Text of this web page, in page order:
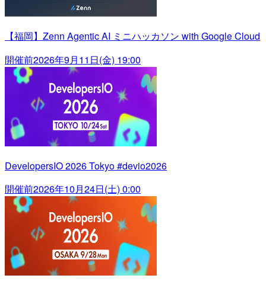
【福岡】Zenn Agentic AI ミニハッカソン with Google Cloud
開催前2026年9月11日(金) 19:00
DevelopersIO 2026 Tokyo #devio2026
開催前2026年10月24日(土) 0:00